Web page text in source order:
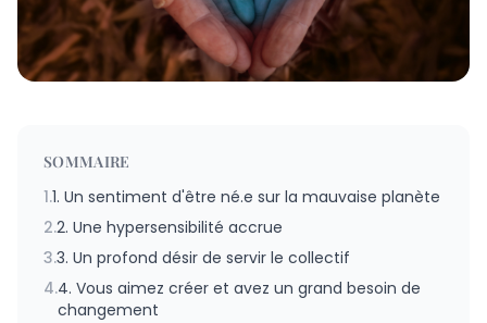
SOMMAIRE
1.1. Un sentiment d'être né.e sur la mauvaise planète
2.2. Une hypersensibilité accrue
3.3. Un profond désir de servir le collectif
4.4. Vous aimez créer et avez un grand besoin de
changement